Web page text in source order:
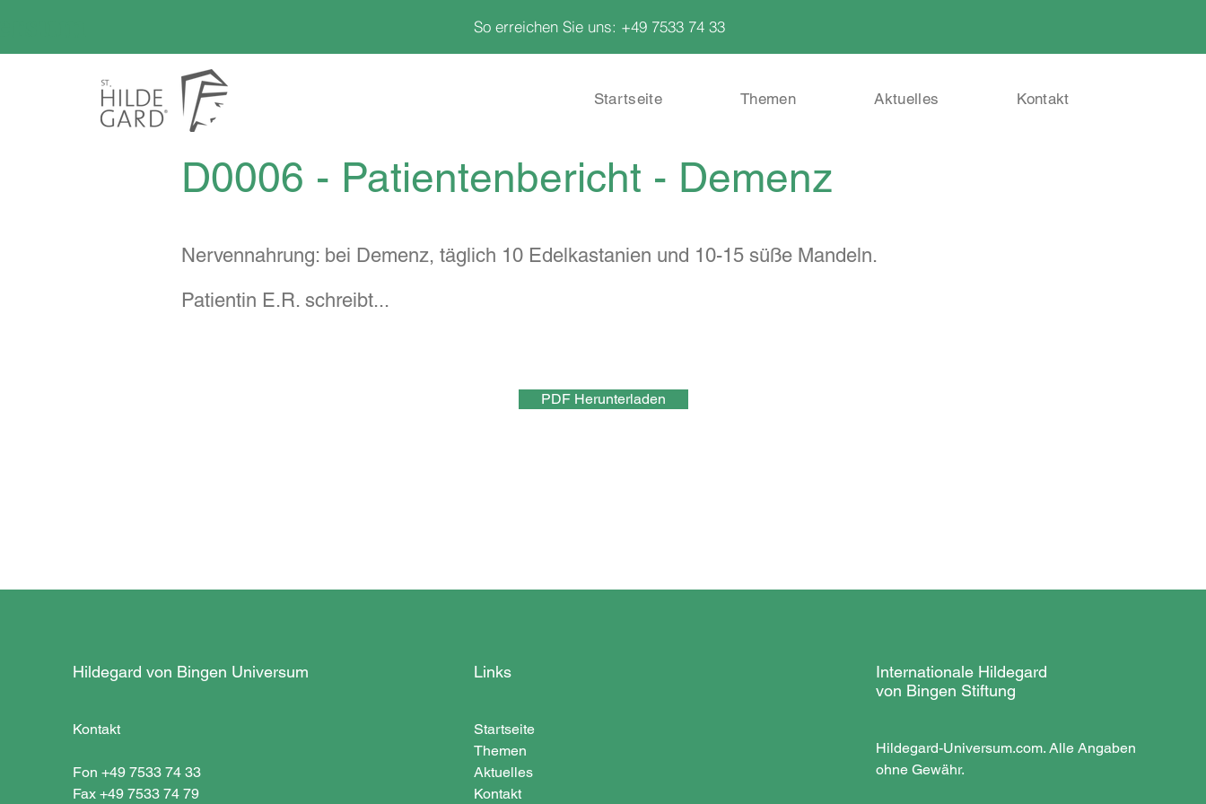
So erreichen Sie uns: +49 7533 74 33
Startseite Themen Aktuelles Kontakt
D0006 - Patientenbericht - Demenz
Nervennahrung: bei Demenz, täglich 10 Edelkastanien und 10-15 süße Mandeln.
Patientin E.R. schreibt...
PDF Herunterladen
Hildegard von Bingen Universum
Kontakt
Fon +49 7533 74 33
Fax +49 7533 74 79
Links
Startseite
Themen
Aktuelles
Kontakt
Internationale Hildegard
von Bingen Stiftung
Hildegard-Universum.com. Alle Angaben
ohne Gewähr.